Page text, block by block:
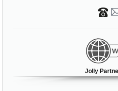
Jolly